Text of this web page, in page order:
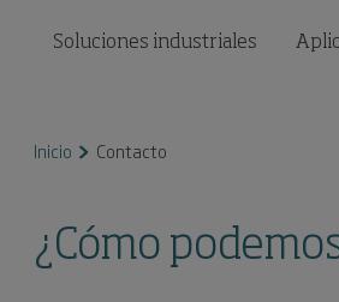
Soluciones industriales
Inicio Contacto
¿Cómo